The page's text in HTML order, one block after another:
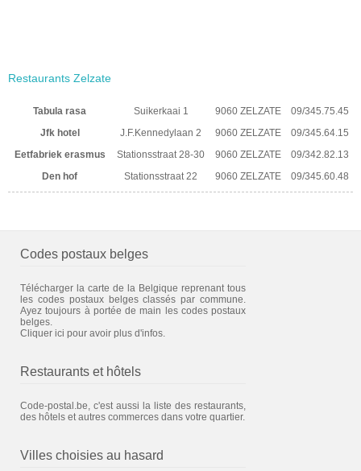
Restaurants Zelzate
Tabula rasa Suikerkaai 1 9060 ZELZATE
09/345.75.45
Jfk hotel
J.F.Kennedylaan 2 9060 ZELZATE
09/345.64.15
Eetfabriek erasmus
Stationsstraat 28-30 9060 ZELZATE
09/342.82.13
Den hof
Stationsstraat 22 9060 ZELZATE 09/345.60.48
Codes postaux belges
Télécharger la carte de la Belgique reprenant tous
les codes postaux belges classés par commune.
Ayez toujours à portée de main les codes postaux
belges.
Cliquer ici pour avoir plus d'infos.
Restaurants et hôtels
Code-postal.be, c'est aussi la liste des restaurants,
des hôtels et autres commerces dans votre quartier.
Villes choisies au hasard